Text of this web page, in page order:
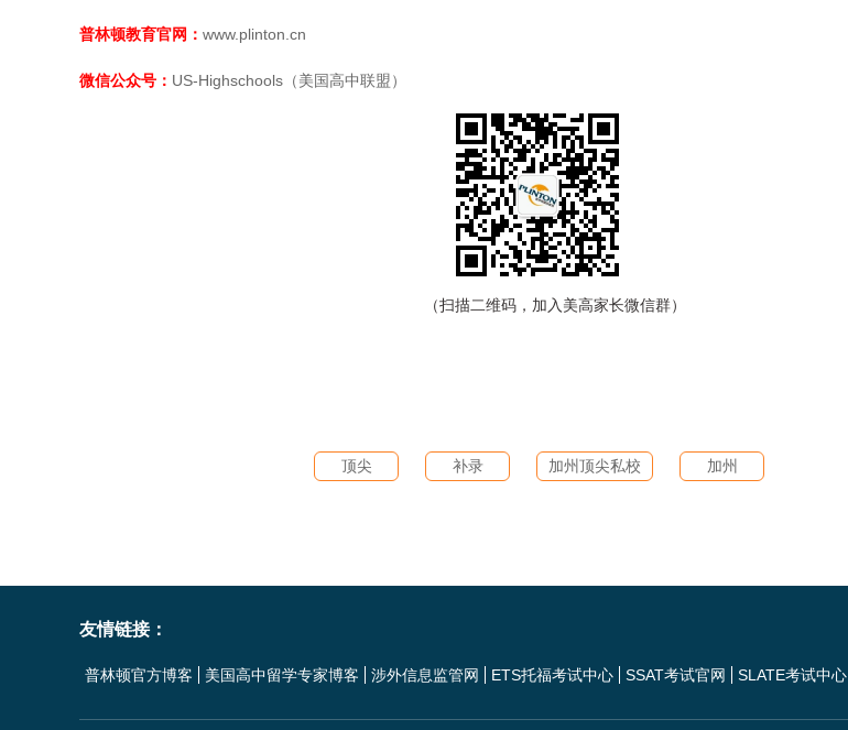
普林顿教育官网： www.plinton.cn
微信公众号： US-Highschools（美国高中联盟）
（扫描二维码，加入美高家长微信群）
顶尖 补录 加州顶尖私校 加州
友情链接：
普林顿官方博客 美国高中留学专家博客 涉外信息监管网 ETS托福考试中心 SSAT考试官网 SLATE考试中心